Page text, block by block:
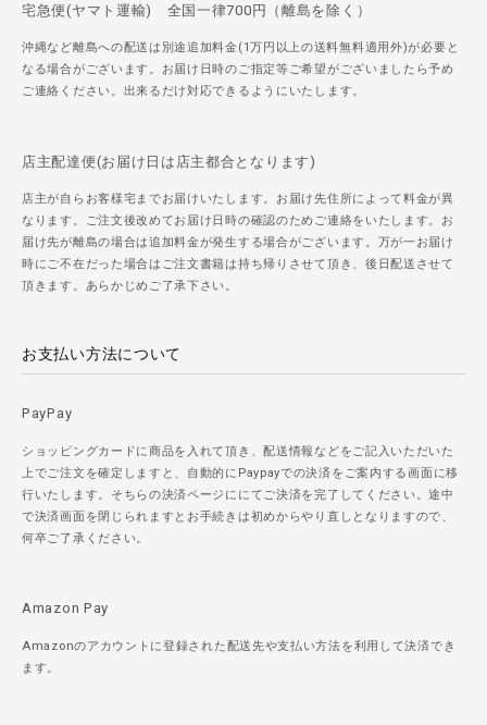
宅急便(ヤマト運輸) 全国一律700円（離島を除く）
沖縄など離島への配送は別途追加料金(1万円以上の送料無料適用外)が必要と
なる場合がございます。お届け日時のご指定等ご希望がございましたら予め
ご連絡ください。出来るだけ対応できるようにいたします。
店主配達便(お届け日は店主都合となります)
店主が自らお客様宅までお届けいたします。お届け先住所によって料金が異
なります。ご注文後改めてお届け日時の確認のためご連絡をいたします。お
届け先が離島の場合は追加料金が発生する場合がございます。万が一お届け
時にご不在だった場合はご注文書籍は持ち帰りさせて頂き、後日配送させて
頂きます。あらかじめご了承下さい。
お支払い方法について
PayPay
ショッピングカードに商品を入れて頂き、配送情報などをご記入いただいた
上でご注文を確定しますと、自動的にPaypayでの決済をご案内する画面に移
行いたします。そちらの決済ページににてご決済を完了してください。途中
で決済画面を閉じられますとお手続きは初めからやり直しとなりますので、
何卒ご了承ください。
Amazon Pay
Amazonのアカウントに登録された配送先や支払い方法を利用して決済でき
ます。